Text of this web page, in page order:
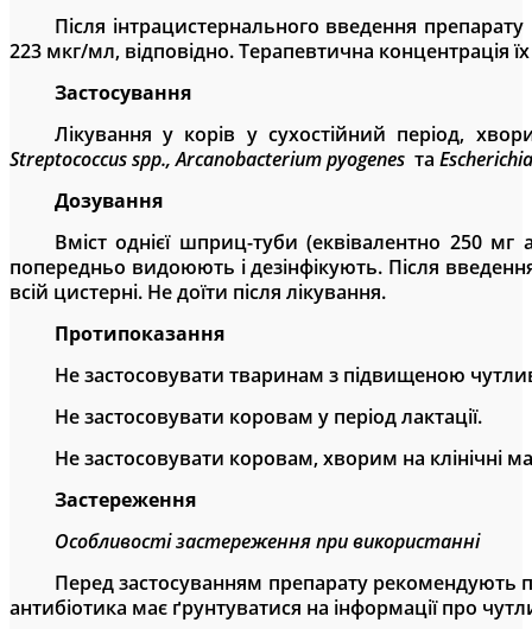
Після інтрацистернального введення
223 мкг/мл, відповідно. Терапевтична концентрація
Застосування
Лікування у корів у сухостійний період,
Streptococcus spp.,Arcanobacteriumpyogenes та Escherichia
Дозування
Вміст однієї шприц-туби (еквівалентно 250
попередньо видоюють і дезінфікують. Після
всій цистерні. Не доїти після лікування.
Протипоказання
Не застосовувати тваринам з підвищеною
Не застосовувати коровам у період лактації.
Не застосовувати коровам, хворим на клінічні
Застереження
Особливості застереження при використанні
Перед застосуванням препарату рекомендують
антибіотика має ґрунтуватися на інформаціїпро